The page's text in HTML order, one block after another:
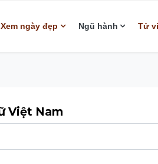
Xem ngày đẹp Ngũ hành Tử
Việt Nam